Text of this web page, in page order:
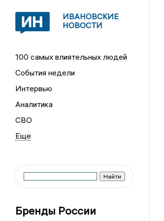
ИВАНОВСКИЕ
НОВОСТИ
100 самых влиятельных людей
События недели
Интервью
Аналитика
СВО
Бренды России